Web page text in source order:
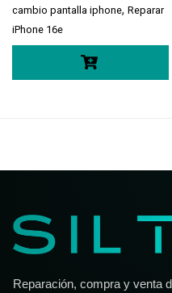
cambio pantalla iphone, Reparar
iPhone 16e
Reparación, compra y venta